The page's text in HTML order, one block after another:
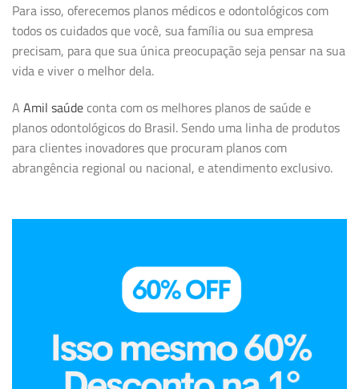
Para isso, oferecemos planos médicos e odontológicos com
todos os cuidados que você, sua família ou sua empresa
precisam, para que sua única preocupação seja pensar na sua
vida e viver o melhor dela.
A Amil saúde conta com os melhores planos de saúde e
planos odontológicos do Brasil. Sendo uma linha de produtos
para clientes inovadores que procuram planos com
abrangência regional ou nacional, e atendimento exclusivo.